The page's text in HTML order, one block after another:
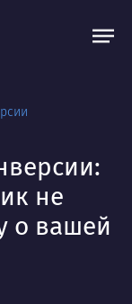
не
о вашей